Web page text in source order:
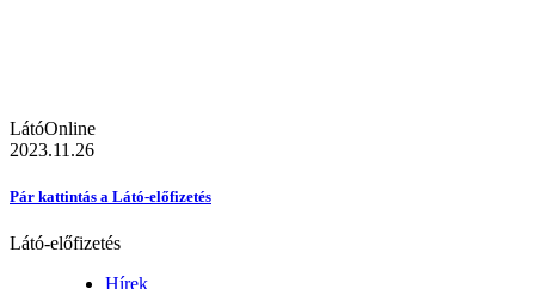
LátóOnline
2023.11.26
Pár kattintás a Látó-előfizetés
Látó-előfizetés
Hírek